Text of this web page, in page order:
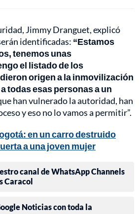
Jimmy Dranguet, explicó
identificadas: “Estamos
tenemos unas
el listado de los
origen a la inmovilización
todas esas personas a un
han vulnerado la autoridad, han
y eso no lo vamos a permitir”.
en un carro destruido
a una joven mujer
canal de WhatsApp Channels
Caracol
Noticias con toda la